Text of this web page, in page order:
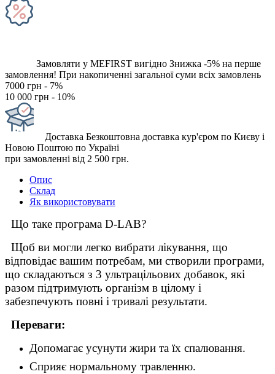
Замовляти у MEFIRST вигідно Знижка -5% на перше
замовлення! При накопиченні загальної суми всіх замовлень
7000 грн - 7%
10 000 грн - 10%
Доставка Безкоштовна доставка кур'єром по Києву і
Новою Поштою по Україні
при замовленні від 2 500 грн.
Опис
Склад
Як використовувати
Що таке програма D-LAB?
Щоб ви могли легко вибрати лікування, що
відповідає вашим потребам, ми створили програми,
що складаються з 3 ультрацільових добавок, які
разом підтримують організм в цілому і
забезпечують повні і тривалі результати.
Переваги:
Допомагає усунути жири та їх спалювання.
Сприяє нормальному травленню.